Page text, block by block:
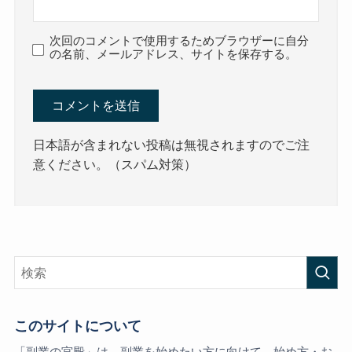
次回のコメントで使用するためブラウザーに自分
の名前、メールアドレス、サイトを保存する。
日本語が含まれない投稿は無視されますのでご注
意ください。（スパム対策）
このサイトについて